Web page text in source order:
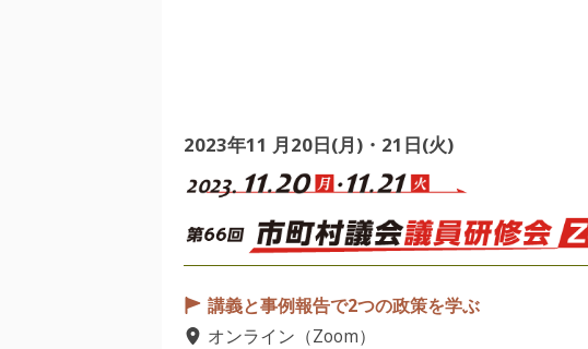
2023年11 月20日(月)・21日(火)
講義と事例報告で2つの政策を学ぶ
オンライン（Zoom）